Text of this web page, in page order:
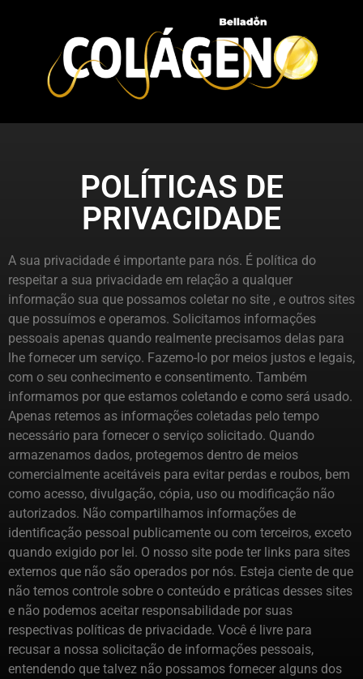
POLÍTICAS DE
PRIVACIDADE
A sua privacidade é importante para nós. É política do
respeitar a sua privacidade em relação a qualquer
informação sua que possamos coletar no site , e outros sites
que possuímos e operamos. Solicitamos informações
pessoais apenas quando realmente precisamos delas para
lhe fornecer um serviço. Fazemo-lo por meios justos e legais,
com o seu conhecimento e consentimento. Também
informamos por que estamos coletando e como será usado.
Apenas retemos as informações coletadas pelo tempo
necessário para fornecer o serviço solicitado. Quando
armazenamos dados, protegemos dentro de meios
comercialmente aceitáveis ​​para evitar perdas e roubos, bem
como acesso, divulgação, cópia, uso ou modificação não
autorizados. Não compartilhamos informações de
identificação pessoal publicamente ou com terceiros, exceto
quando exigido por lei. O nosso site pode ter links para sites
externos que não são operados por nós. Esteja ciente de que
não temos controle sobre o conteúdo e práticas desses sites
e não podemos aceitar responsabilidade por suas
respectivas políticas de privacidade. Você é livre para
recusar a nossa solicitação de informações pessoais,
entendendo que talvez não possamos fornecer alguns dos